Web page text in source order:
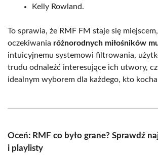
Kelly Rowland.
To sprawia, że RMF FM staje się
oczekiwania różnorodnych miłośników
intuicyjnemu systemowi filtrowania,
trudu odnaleźć interesujące ich utwory,
idealnym wyborem dla każdego, kto
Oceń: RMF co było grane? Sprawdź
i playlisty